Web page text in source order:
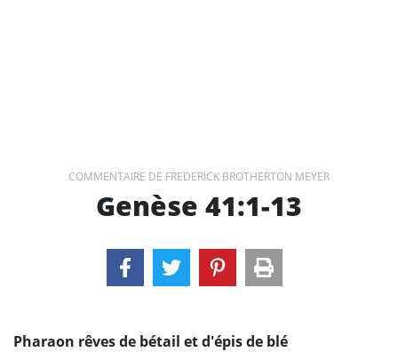
COMMENTAIRE DE FREDERICK BROTHERTON MEYER
Genèse 41:1-13
Pharaon rêves de bétail et d'épis de blé